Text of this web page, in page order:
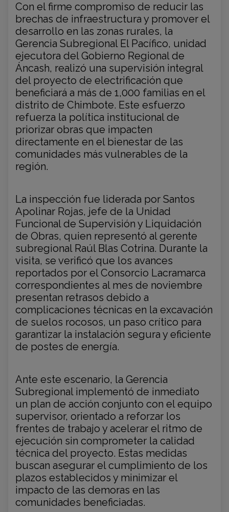
Con el firme compromiso de reducir las
brechas de infraestructura y promover el
desarrollo en las zonas rurales, la
Gerencia Subregional El Pacífico, unidad
ejecutora del Gobierno Regional de
Áncash, realizó una supervisión integral
del proyecto de electrificación que
beneficiará a más de 1,000 familias en el
distrito de Chimbote. Este esfuerzo
refuerza la política institucional de
priorizar obras que impacten
directamente en el bienestar de las
comunidades más vulnerables de la
región.
La inspección fue liderada por Santos
Apolinar Rojas, jefe de la Unidad
Funcional de Supervisión y Liquidación
de Obras, quien representó al gerente
subregional Raúl Blas Cotrina. Durante la
visita, se verificó que los avances
reportados por el Consorcio Lacramarca
correspondientes al mes de noviembre
presentan retrasos debido a
complicaciones técnicas en la excavación
de suelos rocosos, un paso crítico para
garantizar la instalación segura y eficiente
de postes de energía.
Ante este escenario, la Gerencia
Subregional implementó de inmediato
un plan de acción conjunto con el equipo
supervisor, orientado a reforzar los
frentes de trabajo y acelerar el ritmo de
ejecución sin comprometer la calidad
técnica del proyecto. Estas medidas
buscan asegurar el cumplimiento de los
plazos establecidos y minimizar el
impacto de las demoras en las
comunidades beneficiadas.